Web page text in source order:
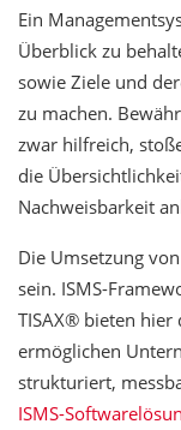
Ein
Überblick zu
sowie Ziele und
zu machen.
zwar hilfreich,
die
Nachweisbarkeit
Die Umsetzung
sein. ISMS-
TISAX® bieten hier
ermöglichen
strukturiert,
ISMS-